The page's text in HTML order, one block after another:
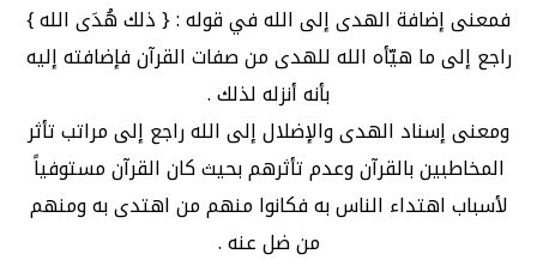
فمعنى إضافة الهدى إلى الله في قوله : { ذلك هُدَى الله }
راجع إلى ما هيّأه الله للهدى من صفات القرآن فإضافته إليه
بأنه أنزله لذلك .
ومعنى إسناد الهدى والإضلال إلى الله راجع إلى مراتب تأثر
المخاطبين بالقرآن وعدم تأثرهم بحيث كان القرآن مستوفياً
لأسباب اهتداء الناس به فكانوا منهم من اهتدى به ومنهم
من ضل عنه .